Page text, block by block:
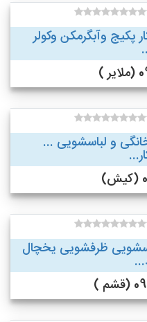
پکیج وآبگرمکن وکولر
و لباسشویی ...
ظرفشویی یخچال